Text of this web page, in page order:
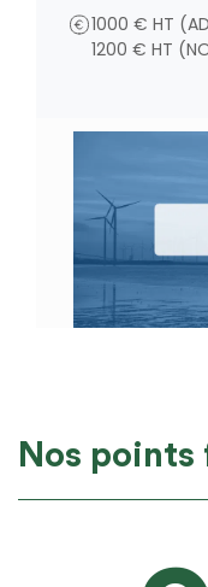
1000 € HT
1200 € HT
Nos